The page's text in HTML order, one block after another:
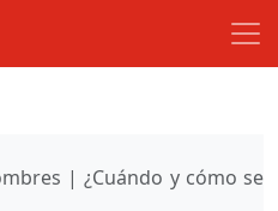
| ¿Cuándo y cómo se